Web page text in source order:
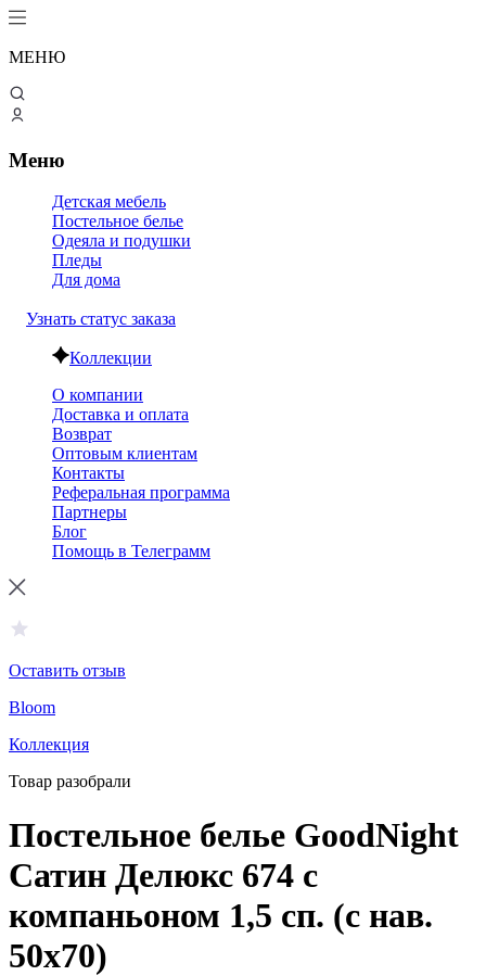
МЕНЮ
Меню
Детская мебель
Постельное белье
Одеяла и подушки
Пледы
Для дома
Узнать статус заказа
Коллекции
О компании
Доставка и оплата
Возврат
Оптовым клиентам
Контакты
Реферальная программа
Партнеры
Блог
Помощь в Телеграмм
Оставить отзыв
Bloom
Коллекция
Товар разобрали
Постельное белье GoodNight
Сатин Делюкс 674 с
компаньоном 1,5 сп. (с нав.
50х70)